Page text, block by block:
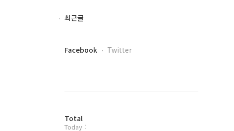
최
최근글
페
플
러
Facebook Twitter
방
문
Total
Today :